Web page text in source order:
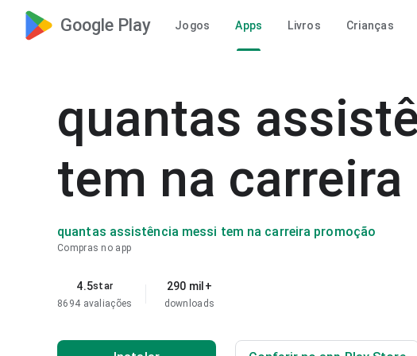
Google Play Jogos Apps Livros Crianças
quantas
tem na
quantas assistência messi tem na carreira promoção
Compras no app
4.5star
8694 avaliações
290 mil+
downloads